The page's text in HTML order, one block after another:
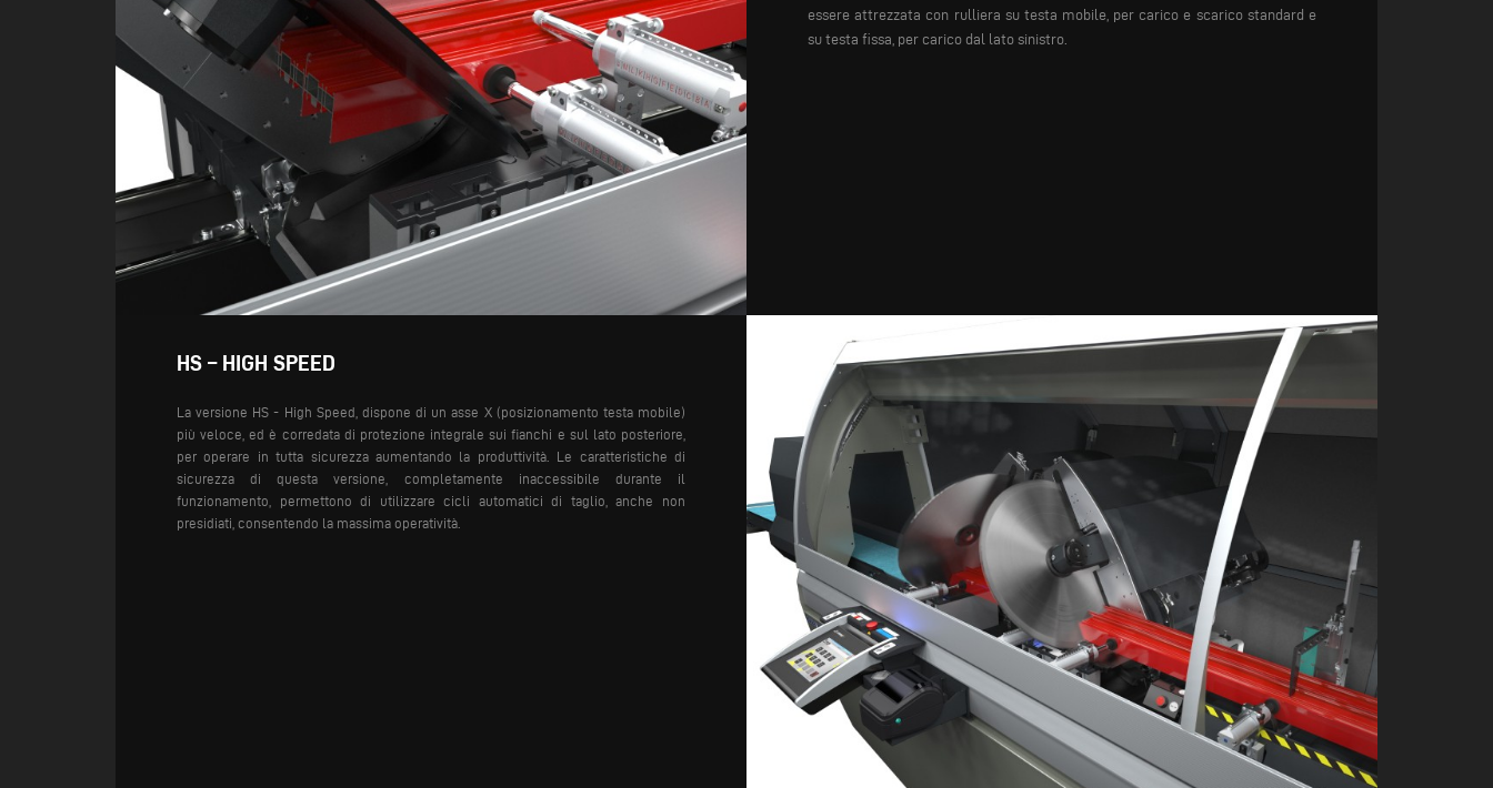
essere attrezzata con rulliera su testa mobile, per carico e scarico standard e
su testa fissa, per carico dal lato sinistro.
HS – HIGH SPEED
La versione HS - High Speed, dispone di un asse X (posizionamento testa mobile)
più veloce, ed è corredata di protezione integrale sui fianchi e sul lato posteriore,
per operare in tutta sicurezza aumentando la produttività. Le caratteristiche di
sicurezza di questa versione, completamente inaccessibile durante il
funzionamento, permettono di utilizzare cicli automatici di taglio, anche non
presidiati, consentendo la massima operatività.